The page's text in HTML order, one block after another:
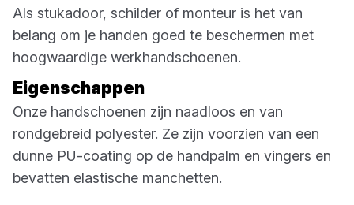
Als stukadoor, schilder of monteur is het van
belang om je handen goed te beschermen met
hoogwaardige werkhandschoenen.
Eigenschappen
Onze handschoenen zijn naadloos en van
rondgebreid polyester. Ze zijn voorzien van een
dunne PU-coating op de handpalm en vingers en
bevatten elastische manchetten.